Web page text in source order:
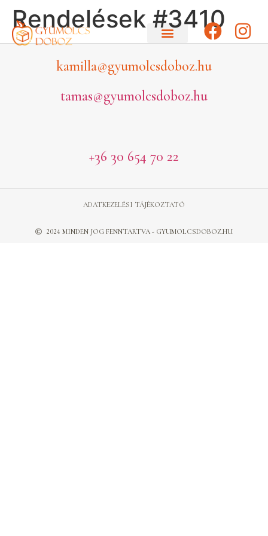
Rendelések #3410
kamilla@gyumolcsdoboz.hu
tamas@gyumolcsdoboz.hu
+36 30 654 70 22
2024 MINDEN JOG FENNTARTVA - GYUMOLCSDOBOZ.HU
ADATKEZELÉSI TÁJÉKOZTATÓ